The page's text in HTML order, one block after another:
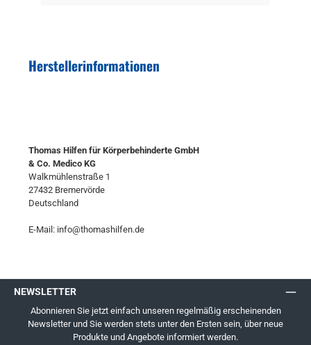
Herstellerinformationen
Thomas Hilfen für Körperbehinderte GmbH
& Co. Medico KG
Walkmühlenstraße 1
27432 Bremervörde
Deutschland
E-Mail: info@thomashilfen.de
NEWSLETTER
Abonnieren Sie jetzt einfach unseren regelmäßig erscheinenden
Newsletter und Sie werden stets unter den Ersten sein, über neue
Produkte und Angebote informiert werden.